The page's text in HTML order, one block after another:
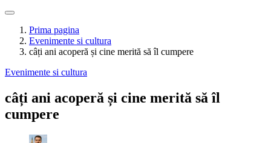
Prima pagina
Evenimente si cultura
câți ani acoperă și cine merită să îl cumpere
Evenimente si cultura
câți ani acoperă și cine merită să îl
cumpere